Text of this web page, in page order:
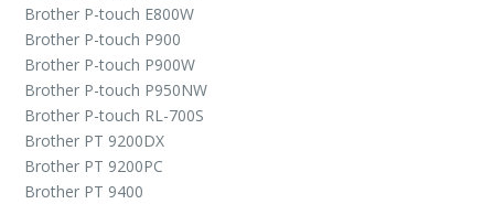
Brother P-touch E800W
Brother P-touch P900
Brother P-touch P900W
Brother P-touch P950NW
Brother P-touch RL-700S
Brother PT 9200DX
Brother PT 9200PC
Brother PT 9400